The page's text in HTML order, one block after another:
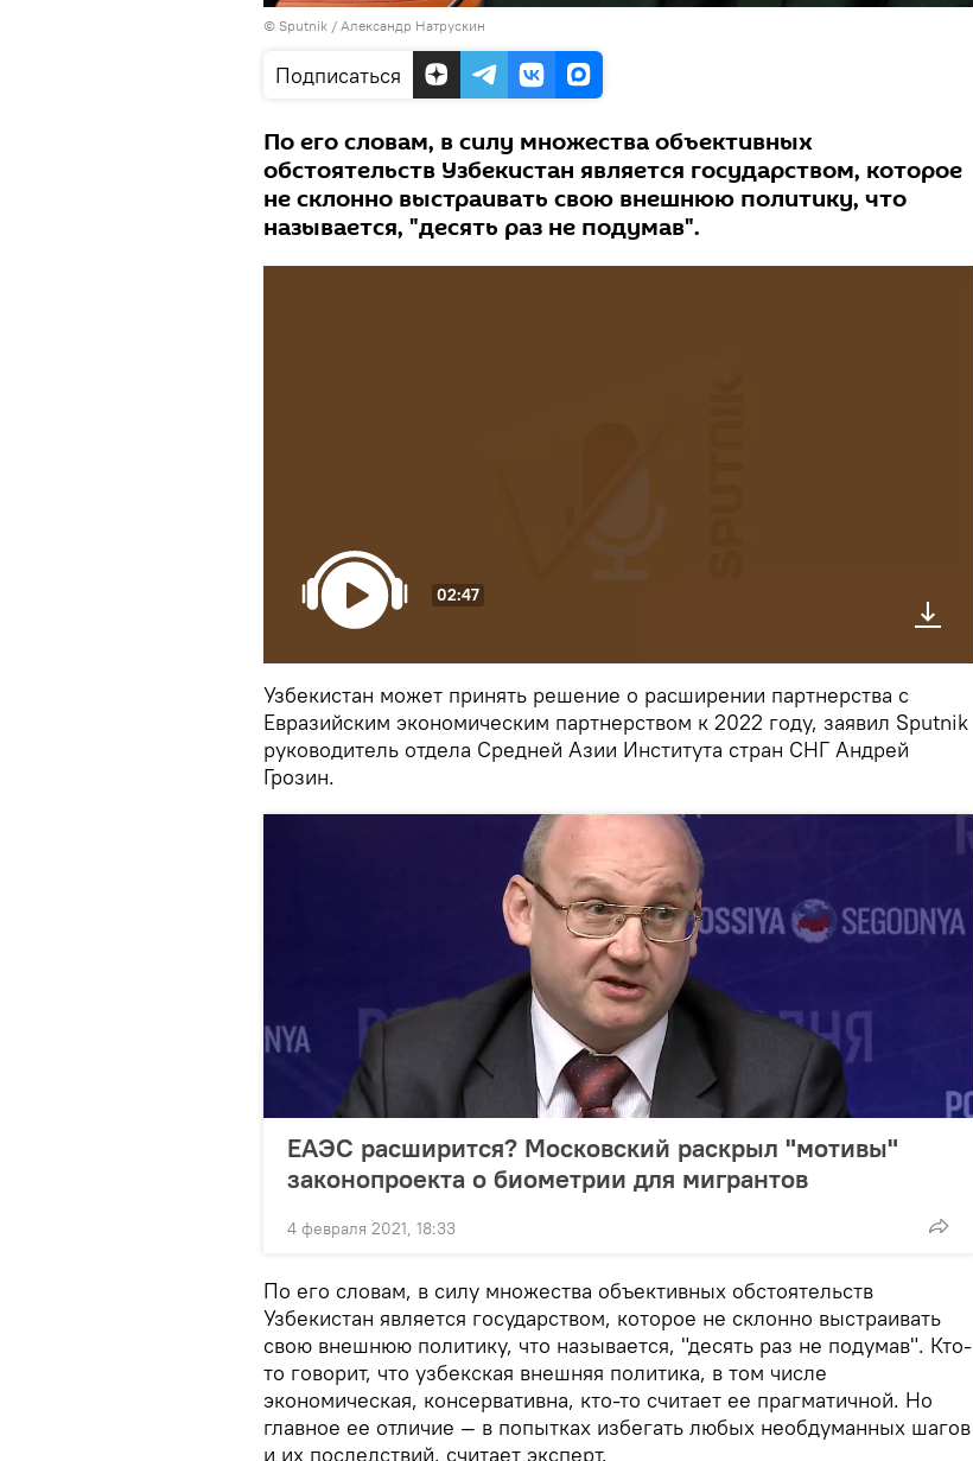
© Sputnik / Александр Натрускин
Подписаться
По его словам, в силу множества объективных
обстоятельств Узбекистан является государством, которое
не склонно выстраивать свою внешнюю политику, что
называется, "десять раз не подумав".
02:47
Узбекистан может принять решение о расширении партнерства с
Евразийским экономическим партнерством к 2022 году, заявил Sputnik
руководитель отдела Средней Азии Института стран СНГ Андрей
Грозин.
ЕАЭС расширится? Московский раскрыл "мотивы"
законопроекта о биометрии для мигрантов
4 февраля 2021, 18:33
По его словам, в силу множества объективных обстоятельств
Узбекистан является государством, которое не склонно выстраивать
свою внешнюю политику, что называется, "десять раз не подумав". Кто-
то говорит, что узбекская внешняя политика, в том числе
экономическая, консервативна, кто-то считает ее прагматичной. Но
главное ее отличие — в попытках избегать любых необдуманных шагов
и их последствий, считает эксперт.